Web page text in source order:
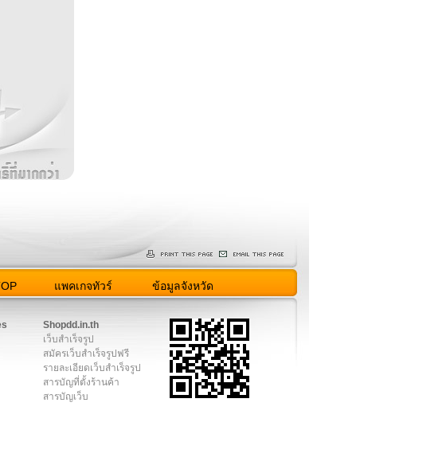
แพคเกจทัวร์ ข้อมูลจังหวัด
Shopdd.in.th
เว็บสำเร็จรูป
สมัครเว็บสำเร็จรูปฟรี
รายละเอียดเว็บสำเร็จรูป
สารบัญที่ตั้งร้านค้า
สารบัญเว็บ